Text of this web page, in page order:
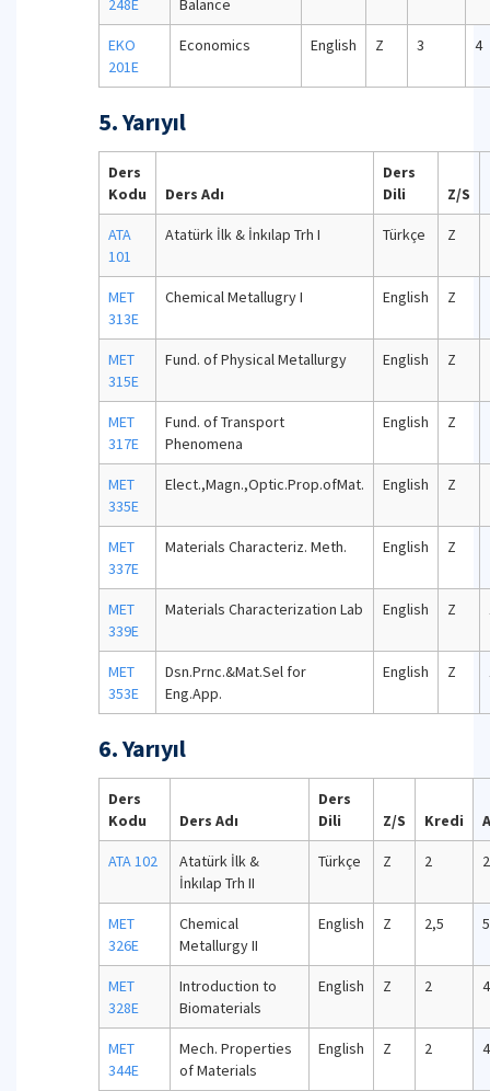
248E Balance
EKO
201E
Economics English Z 3 4
5. Yarıyıl
Ders
Kodu
Ders Adı
Ders
Dili
Z/S
ATA
101
Atatürk İlk & İnkılap Trh I Türkçe Z
MET
313E
Chemical Metallugry I English Z
MET
315E
Fund. of Physical Metallurgy English Z
MET
317E
Fund. of Transport
Phenomena
English Z
MET
335E
Elect.,Magn.,Optic.Prop.ofMat. English Z
MET
337E
Materials Characteriz. Meth. English Z
MET
339E
Materials Characterization Lab English Z
MET
353E
Dsn.Prnc.&Mat.Sel for
Eng.App.
English Z
6. Yarıyıl
Ders
Kodu
Ders Adı
Ders
Dili
Z/S Kredi
ATA 102
Atatürk İlk &
İnkılap Trh II
Türkçe Z 2 2
MET
326E
Chemical
Metallurgy II
English Z 2,5 5
MET
328E
Introduction to
Biomaterials
English Z 2 4
MET
344E
Mech. Properties
of Materials
English Z 2 4